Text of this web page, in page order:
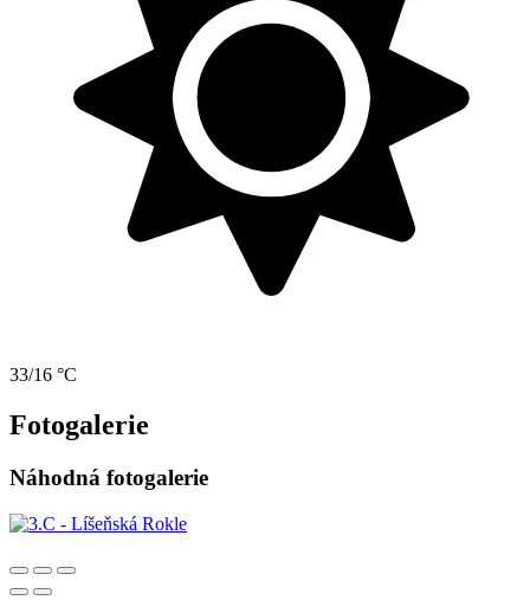
33/16 °C
Fotogalerie
Náhodná fotogalerie